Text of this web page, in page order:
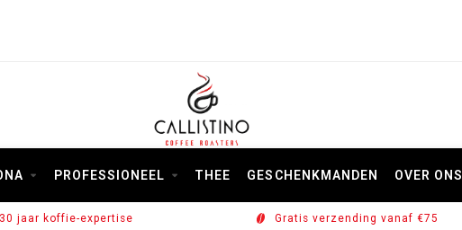
PROFESSIONEEL THEE GESCHENKMANDEN OVER ONS
jaar koffie-expertise Gratis verzending vanaf €75